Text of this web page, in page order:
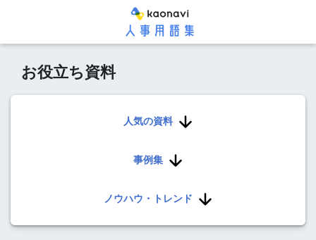
お役立ち資料
人気の資料
事例集
ノウハウ・トレンド